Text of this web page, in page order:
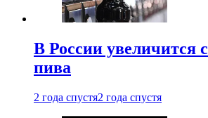
В России увеличится
пива
2 года спустя2 года спустя